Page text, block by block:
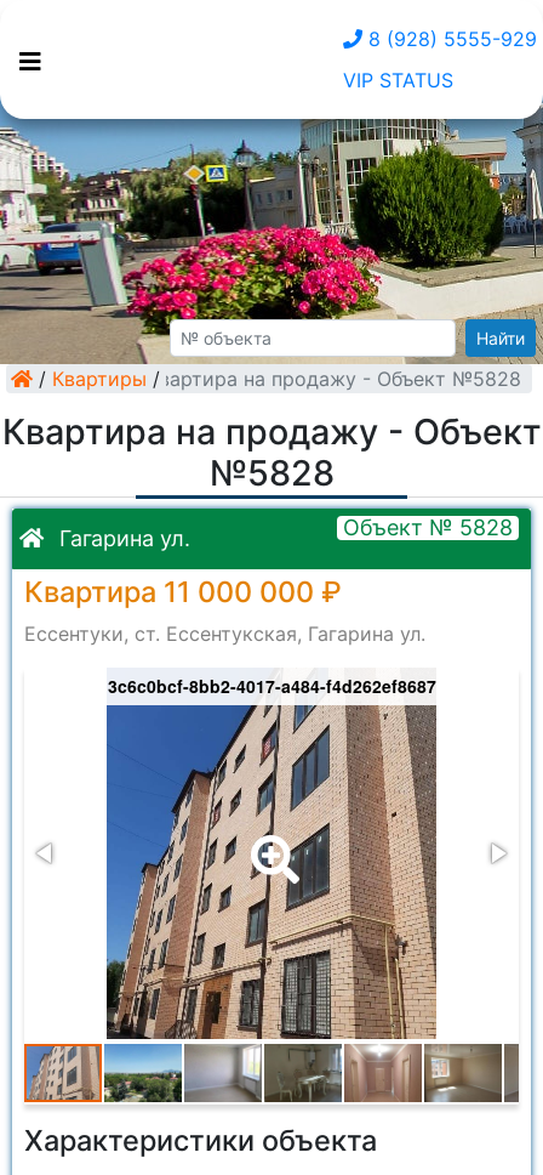
8 (928) 5555-929
VIP STATUS
Найти
/ Квартиры /
Квартира на продажу - Объект №5828
Квартира на продажу - Объект
№5828
Гагарина ул. Объект № 5828
Квартира 11 000 000 ₽
Ессентуки, ст. Ессентукская, Гагарина ул.
3c6c0bcf-8bb2-4017-a484-f4d262ef8687
Характеристики объекта